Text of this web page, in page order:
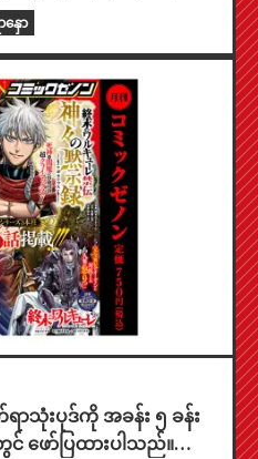
တဲ့ အကန့်အသတ်ထုတ် အစုံ
"The Secret of the
ဖြန့်ချိဖို့ စီစဉ်ထားပါ
နှော
ာသုံးပုဒ်ကို အခန်း ၅ ခန်း
ဖော်ပြထားပါသည်။